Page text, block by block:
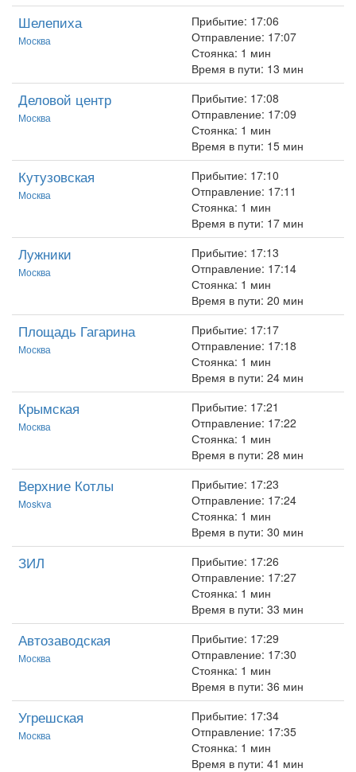
Шелепиха
Москва
Прибытие: 17:06
Отправление: 17:07
Стоянка: 1 мин
Время в пути: 13 мин
Деловой центр
Москва
Прибытие: 17:08
Отправление: 17:09
Стоянка: 1 мин
Время в пути: 15 мин
Кутузовская
Москва
Прибытие: 17:10
Отправление: 17:11
Стоянка: 1 мин
Время в пути: 17 мин
Лужники
Москва
Прибытие: 17:13
Отправление: 17:14
Стоянка: 1 мин
Время в пути: 20 мин
Площадь Гагарина
Москва
Прибытие: 17:17
Отправление: 17:18
Стоянка: 1 мин
Время в пути: 24 мин
Крымская
Москва
Прибытие: 17:21
Отправление: 17:22
Стоянка: 1 мин
Время в пути: 28 мин
Верхние Котлы
Moskva
Прибытие: 17:23
Отправление: 17:24
Стоянка: 1 мин
Время в пути: 30 мин
ЗИЛ
Прибытие: 17:26
Отправление: 17:27
Стоянка: 1 мин
Время в пути: 33 мин
Автозаводская
Москва
Прибытие: 17:29
Отправление: 17:30
Стоянка: 1 мин
Время в пути: 36 мин
Угрешская
Москва
Прибытие: 17:34
Отправление: 17:35
Стоянка: 1 мин
Время в пути: 41 мин